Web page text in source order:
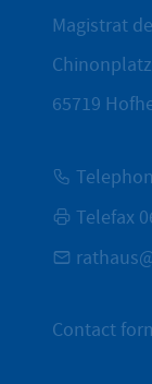
Magistrat
65719
Telefax
Contact